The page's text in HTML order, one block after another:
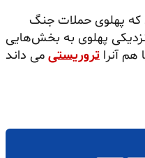
که پهلوی حملات جنگ
نزدیکی پهلوی به بخش‌هایی
هم آنرا تروریستی می داند